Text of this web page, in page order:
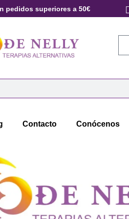
pedidos superiores a 50€
Contacto Conócenos